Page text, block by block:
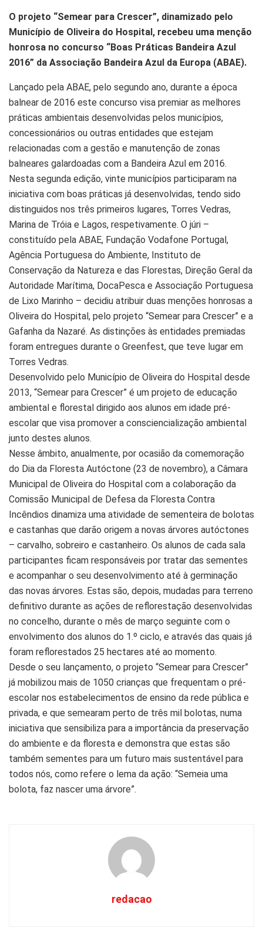
O projeto “Semear para Crescer”, dinamizado pelo
Município de Oliveira do Hospital, recebeu uma menção
honrosa no concurso “Boas Práticas Bandeira Azul
2016” da Associação Bandeira Azul da Europa (ABAE).
Lançado pela ABAE, pelo segundo ano, durante a época
balnear de 2016 este concurso visa premiar as melhores
práticas ambientais desenvolvidas pelos municípios,
concessionários ou outras entidades que estejam
relacionadas com a gestão e manutenção de zonas
balneares galardoadas com a Bandeira Azul em 2016.
Nesta segunda edição, vinte municípios participaram na
iniciativa com boas práticas já desenvolvidas, tendo sido
distinguidos nos três primeiros lugares, Torres Vedras,
Marina de Tróia e Lagos, respetivamente. O júri –
constituído pela ABAE, Fundação Vodafone Portugal,
Agência Portuguesa do Ambiente, Instituto de
Conservação da Natureza e das Florestas, Direção Geral da
Autoridade Marítima, DocaPesca e Associação Portuguesa
de Lixo Marinho – decidiu atribuir duas menções honrosas a
Oliveira do Hospital, pelo projeto “Semear para Crescer” e a
Gafanha da Nazaré. As distinções às entidades premiadas
foram entregues durante o Greenfest, que teve lugar em
Torres Vedras.
Desenvolvido pelo Município de Oliveira do Hospital desde
2013, “Semear para Crescer” é um projeto de educação
ambiental e florestal dirigido aos alunos em idade pré-
escolar que visa promover a consciencialização ambiental
junto destes alunos.
Nesse âmbito, anualmente, por ocasião da comemoração
do Dia da Floresta Autóctone (23 de novembro), a Câmara
Municipal de Oliveira do Hospital com a colaboração da
Comissão Municipal de Defesa da Floresta Contra
Incêndios dinamiza uma atividade de sementeira de bolotas
e castanhas que darão origem a novas árvores autóctones
– carvalho, sobreiro e castanheiro. Os alunos de cada sala
participantes ficam responsáveis por tratar das sementes
e acompanhar o seu desenvolvimento até à germinação
das novas árvores. Estas são, depois, mudadas para terreno
definitivo durante as ações de reflorestação desenvolvidas
no concelho, durante o mês de março seguinte com o
envolvimento dos alunos do 1.º ciclo, e através das quais já
foram reflorestados 25 hectares até ao momento.
Desde o seu lançamento, o projeto “Semear para Crescer”
já mobilizou mais de 1050 crianças que frequentam o pré-
escolar nos estabelecimentos de ensino da rede pública e
privada, e que semearam perto de três mil bolotas, numa
iniciativa que sensibiliza para a importância da preservação
do ambiente e da floresta e demonstra que estas são
também sementes para um futuro mais sustentável para
todos nós, como refere o lema da ação: “Semeia uma
bolota, faz nascer uma árvore”.
redacao